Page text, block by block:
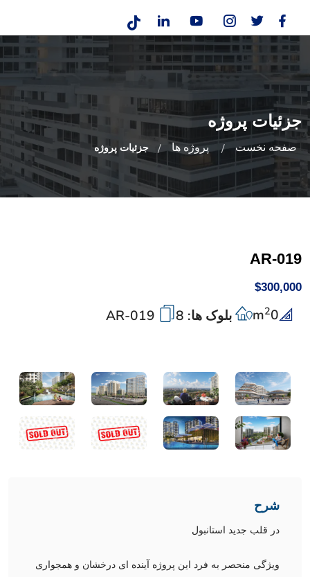
جزئیات پروژه
صفحه نخست پروژه ها جزئیات پروژه
AR-019
$300,000
0
m2 بلوک ها: 8
شرح
در قلب جدید استانبول
ویژگی منحصر به فرد این پروژه آینده ای درخشان و همجواری